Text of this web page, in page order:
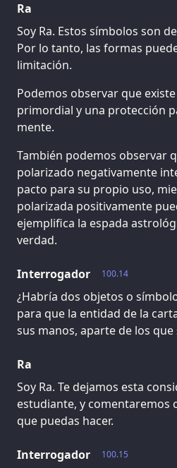
Ra
Soy Ra. Estos símbolos son
Por lo tanto, las formas
limitación.
Podemos observar que
primordial y una protección
mente.
También podemos observar
polarizado negativamente
pacto para su propio uso,
polarizada positivamente
ejemplifica la espada
verdad.
100.14
Interrogador
¿Habría dos objetos o
para que la entidad de la
sus manos, aparte de los
Ra
Soy Ra. Te dejamos esta
estudiante, y comentaremos
que puedas hacer.
100.15
Interrogador